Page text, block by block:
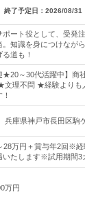
終了予定日： 2026/08/31
ポート役として、受発
。知識を身につけなが
道も！
★20～30代活躍中】商
文理不問 ★経験よりも
兵庫県神戸市長田区駒
28万円＋賞与年2回※
いたします※試用期間3
万円